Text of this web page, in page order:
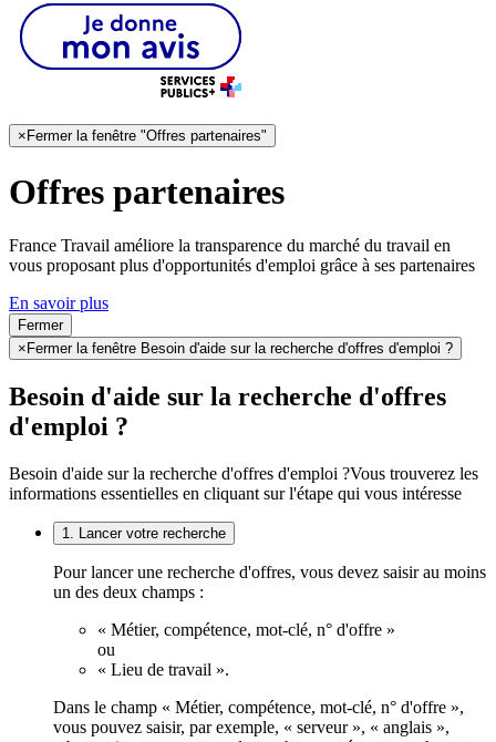
× Fermer la fenêtre "Offres partenaires"
Offres partenaires
France Travail améliore la transparence du marché du travail en
vous proposant plus d'opportunités d'emploi grâce à ses partenaires
En savoir plus
Fermer
× Fermer la fenêtre Besoin d'aide sur la recherche d'offres d'emploi ?
Besoin d'aide sur la recherche d'offres
d'emploi ?
Besoin d'aide sur la recherche d'offres d'emploi ?Vous trouverez les
informations essentielles en cliquant sur l'étape qui vous intéresse
1. Lancer votre recherche
Pour lancer une recherche d'offres, vous devez saisir au moins
un des deux champs :
« Métier, compétence, mot-clé, n° d'offre »
ou
« Lieu de travail ».
Dans le champ « Métier, compétence, mot-clé, n° d'offre »,
vous pouvez saisir, par exemple, « serveur », « anglais »,